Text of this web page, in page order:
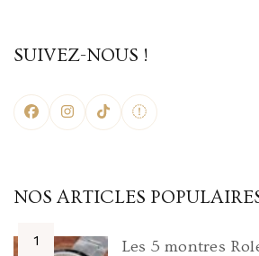
SUIVEZ-NOUS !
NOS ARTICLES
Les 5 montres